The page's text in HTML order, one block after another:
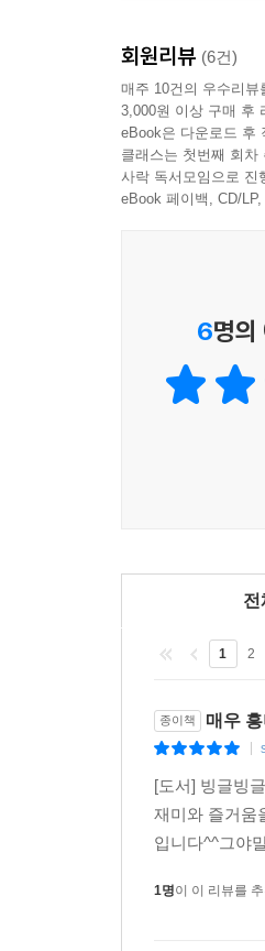
회원리뷰 (6건)
매주 10건의 우수리
3,000원 이상 구매 후
eBook은 다운로드 후
클래스는 첫번째 회
사락 독서모임으로 진
eBook 페이백, CD/
6명
전
1 2
종이책 매우
[도서] 빙글빙
재미와 즐거움
입니다^^그야
1명이 이 리뷰를